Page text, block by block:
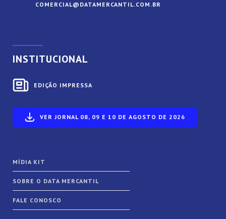
COMERCIAL@DATAMERCANTIL.COM.BR
INSTITUCIONAL
EDIÇÃO IMPRESSA
VER JORNAL 08, 09 E 10 DE AGOSTO DE 2026
MÍDIA KIT
SOBRE O DATA MERCANTIL
FALE CONOSCO